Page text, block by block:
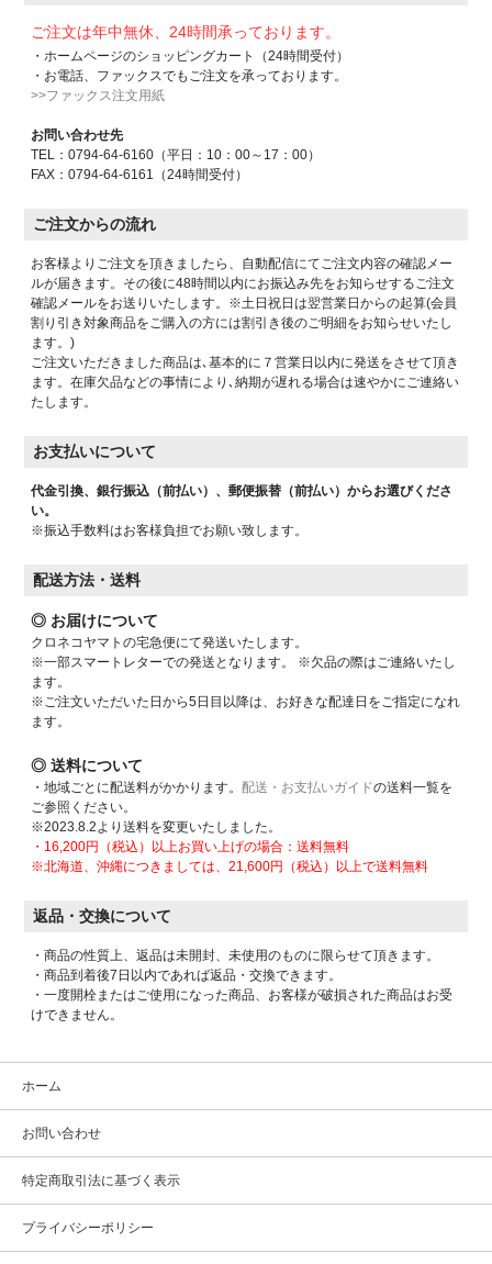
ご注文は年中無休、24時間承っております。
・ホームページのショッピングカート（24時間受付）
・お電話、ファックスでもご注文を承っております。
>>ファックス注文用紙
お問い合わせ先
TEL：0794-64-6160（平日：10：00～17：00）
FAX：0794-64-6161（24時間受付）
ご注文からの流れ
お客様よりご注文を頂きましたら、自動配信にてご注文内容の確認メー
ルが届きます。その後に48時間以内にお振込み先をお知らせするご注文
確認メールをお送りいたします。※土日祝日は翌営業日からの起算(会員
割り引き対象商品をご購入の方には割引き後のご明細をお知らせいたし
ます。)
ご注文いただきました商品は､基本的に７営業日以内に発送をさせて頂き
ます。在庫欠品などの事情により､納期が遅れる場合は速やかにご連絡い
たします。
お支払いについて
代金引換、銀行振込（前払い）、郵便振替（前払い）からお選びくださ
い。
※振込手数料はお客様負担でお願い致します。
配送方法・送料
◎ お届けについて
クロネコヤマトの宅急便にて発送いたします。
※一部スマートレターでの発送となります。 ※欠品の際はご連絡いたし
ます。
※ご注文いただいた日から5日目以降は、お好きな配達日をご指定になれ
ます。
◎ 送料について
・地域ごとに配送料がかかります。 配送・お支払いガイドの送料一覧を
ご参照ください。
※2023.8.2より送料を変更いたしました。
・16,200円（税込）以上お買い上げの場合：送料無料
※北海道、沖縄につきましては、21,600円（税込）以上で送料無料
返品・交換について
・商品の性質上、返品は未開封、未使用のものに限らせて頂きます。
・商品到着後7日以内であれば返品・交換できます。
・一度開栓またはご使用になった商品、お客様が破損された商品はお受
けできません。
ホーム
お問い合わせ
特定商取引法に基づく表示
プライバシーポリシー